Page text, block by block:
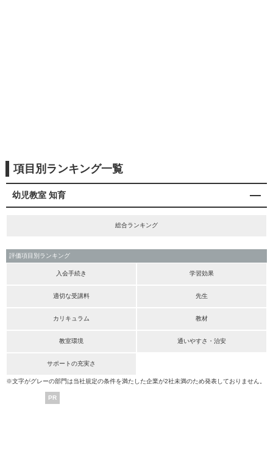
項目別ランキング一覧
幼児教室 知育
総合ランキング
評価項目別ランキング
入会手続き 学習効果
適切な受講料 先生
カリキュラム 教材
教室環境 通いやすさ・治安
サポートの充実さ
※文字がグレーの部門は当社規定の条件を満たした企業が2社未満のため発表しておりません。
PR